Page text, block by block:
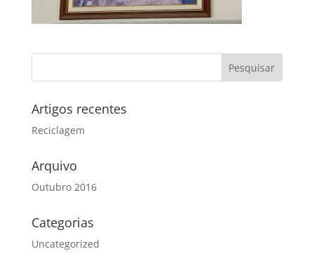
Artigos recentes
Reciclagem
Arquivo
Outubro 2016
Categorias
Uncategorized